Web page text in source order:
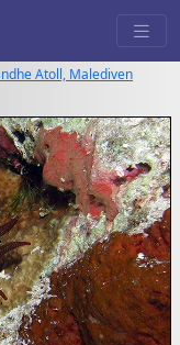
Atoll, Malediven